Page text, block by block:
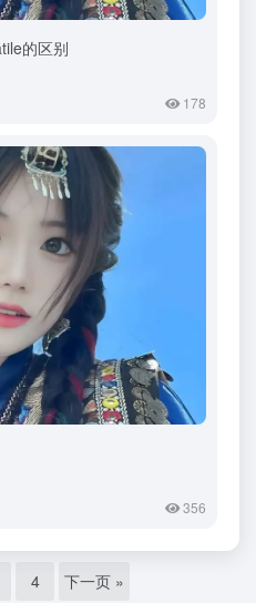
的区别
178
356
4 下一页 »